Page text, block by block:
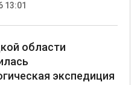
13:01
области
экспедиция